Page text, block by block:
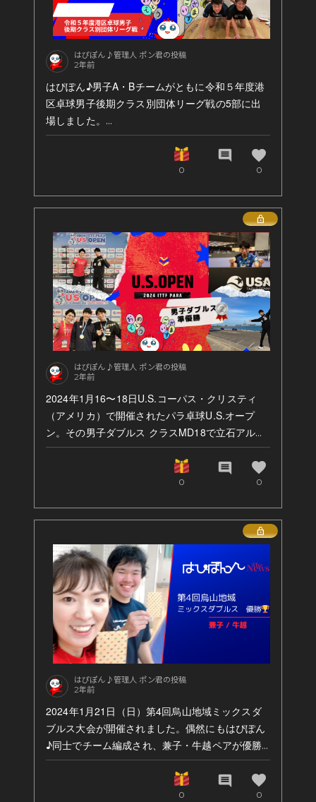
はぴぽん♪管理人 ポン君の投稿
2年前
はぴぽん♪男子A・Bチームがともに令和５年度港
区卓球男子後期クラス別団体リーグ戦の5部に出
場しました。
区卓球連盟のHPに載っています（笑）その写真が
こちら！
これからも、応援をよろしくお願いいたします。
0
comment favorite
0
はぴぽん♪管理人 ポン君の投稿
2年前
2024年1月16〜18日U.S.コーパス・クリスティ
（アメリカ）で開催されたパラ卓球U.S.オープ
ン。その男子ダブルス クラスMD18で立石アルフ
ァ裕一選手とSU Jin Sian（中華台北）ペアが銀メ
1位 フェイシー／ステイシー（イギリス）
2位 立石アルファ裕一／SU Jin Sian（日本／中
華台北）
新年早々、グッドニュースが飛び込んできました
ので、ご報告いたします。
いつも、応援をありがとうございます♪
0
comment favorite
0
Lock
はぴぽん♪管理人 ポン君の投稿
2年前
2024年1月21日（日）第4回烏山地域ミックスダ
ブルス大会が開催されました。偶然にもはぴぽん
♪同士でチーム編成され、兼子・牛越ペアが優勝
しました！
0
comment favorite
0
Lock